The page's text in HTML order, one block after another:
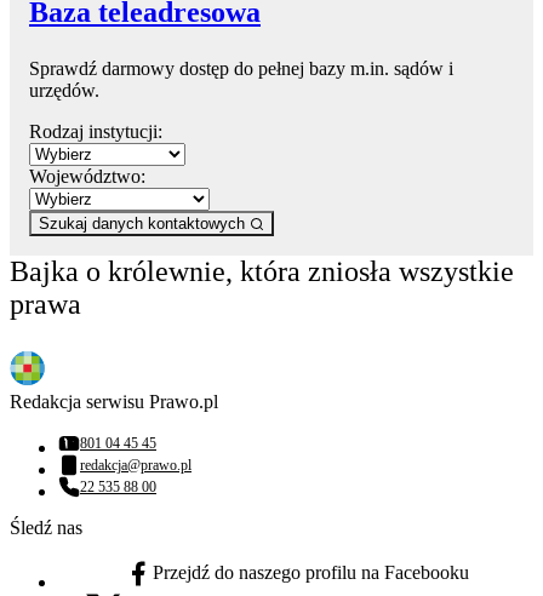
Baza teleadresowa
Sprawdź darmowy dostęp do pełnej bazy m.in. sądów i
urzędów.
Rodzaj instytucji:
Województwo:
Szukaj danych kontaktowych
Bajka o królewnie, która zniosła wszystkie
prawa
Redakcja serwisu Prawo.pl
Numer telefonu:
801 04 45 45
Adres email:
redakcja@prawo.pl
Numer telefonu:
22 535 88 00
Śledź nas
facebook - otwiera się w nowej karcie
Przejdź do naszego profilu na Facebooku